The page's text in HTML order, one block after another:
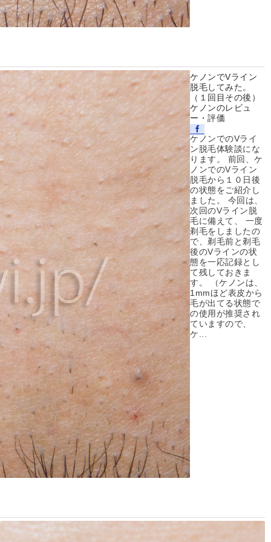
ケノンでVライン
脱毛してみた。
（１回目その後）
ケノンのレビュ
ー・評価
ケノンでのVライ
ン脱毛体験談にな
ります。 前回、ケ
ノンでのVライン
脱毛から１０日後
の状態をご紹介し
ました。 今回は、
次回のVライン脱
毛に備えて、 一度
剃毛をしましたの
で、剃毛前と剃毛
後のVラインの状
態を一応記録とし
て残しておきま
す。 （ケノンは、
1mmほど表皮から
毛が出てる状態で
の使用が推奨され
ていますので、
ケ...